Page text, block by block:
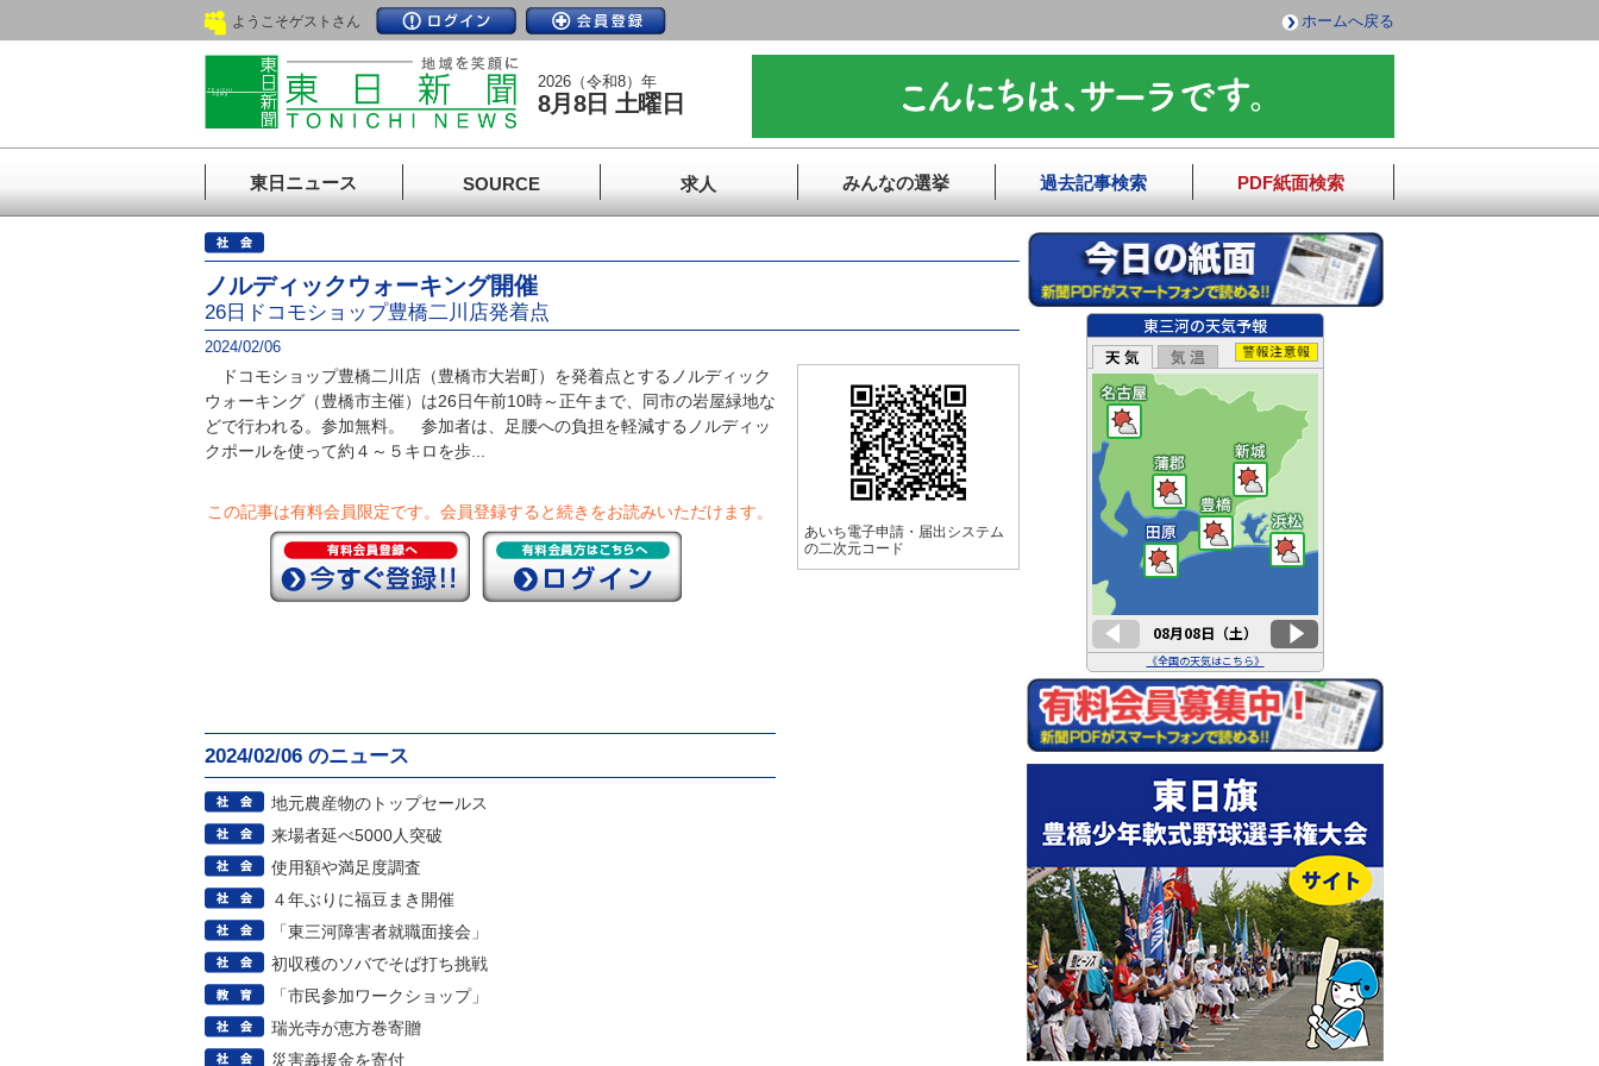
ようこそゲストさん ホームへ戻る
2026（令和8）年
8月8日 土曜日
東日ニュース SOURCE 求人 みんなの選挙 過去記事検索 PDF紙面検索
ノルディックウォーキング開催
26日ドコモショップ豊橋二川店発着点
2024/02/06
ドコモショップ豊橋二川店（豊橋市大岩町）を発着点とするノルディック
ウォーキング（豊橋市主催）は26日午前10時～正午まで、同市の岩屋緑地な
どで行われる。参加無料。 参加者は、足腰への負担を軽減するノルディッ
クポールを使って約４～５キロを歩...
この記事は有料会員限定です。 会員登録すると続きをお読みいただけます。
2024/02/06 のニュース
地元農産物のトップセールス
来場者延べ5000人突破
使用額や満足度調査
４年ぶりに福豆まき開催
「東三河障害者就職面接会」
初収穫のソバでそば打ち挑戦
「市民参加ワークショップ」
瑞光寺が恵方巻寄贈
災害義援金を寄付
あいち電子申請・届出システム
の二次元コード